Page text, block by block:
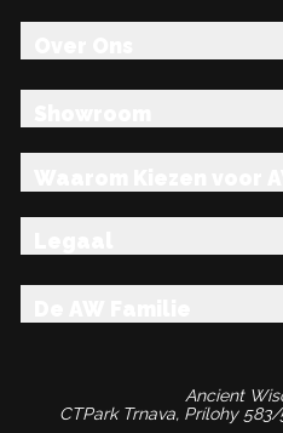
Ancient
CTPark Trnava, Prílohy 583/